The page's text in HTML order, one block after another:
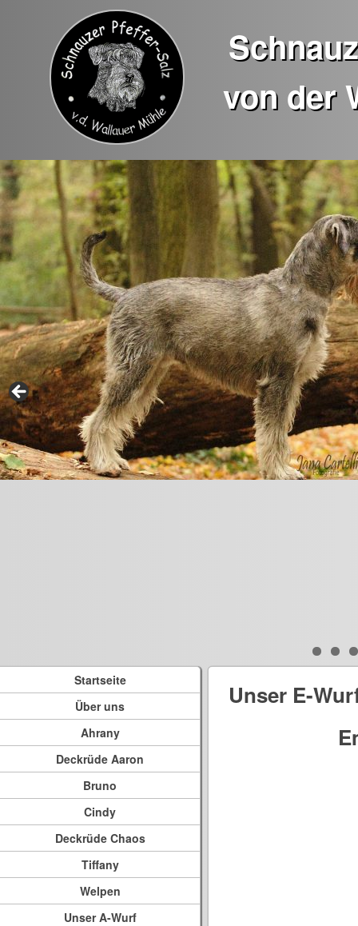
von der
Startseite
Über uns
Ahrany
Deckrüde Aaron
Bruno
Cindy
Deckrüde Chaos
Tiffany
Welpen
Unser A-Wurf
Unser E-